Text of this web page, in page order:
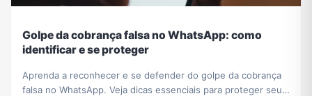
Golpe da cobrança falsa no WhatsApp: como
identificar e se proteger
Aprenda a reconhecer e se defender do golpe da cobrança
falsa no WhatsApp. Veja dicas essenciais para proteger seus